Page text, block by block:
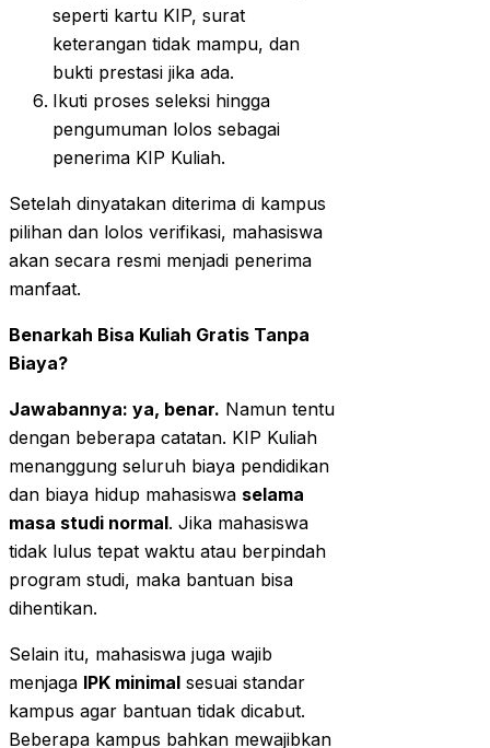
seperti kartu KIP, surat
keterangan tidak mampu, dan
bukti prestasi jika ada.
Ikuti proses seleksi hingga
pengumuman lolos sebagai
penerima KIP Kuliah.
Setelah dinyatakan diterima di kampus
pilihan dan lolos verifikasi, mahasiswa
akan secara resmi menjadi penerima
manfaat.
Benarkah Bisa Kuliah Gratis Tanpa
Biaya?
Jawabannya: ya, benar. Namun tentu
dengan beberapa catatan. KIP Kuliah
menanggung seluruh biaya pendidikan
dan biaya hidup mahasiswa selama
masa studi normal. Jika mahasiswa
tidak lulus tepat waktu atau berpindah
program studi, maka bantuan bisa
dihentikan.
Selain itu, mahasiswa juga wajib
menjaga IPK minimal sesuai standar
kampus agar bantuan tidak dicabut.
Beberapa kampus bahkan mewajibkan